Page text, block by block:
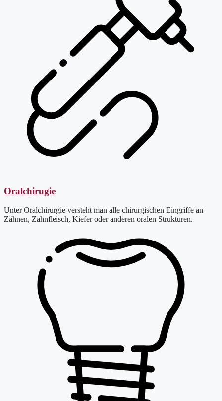
Oralchirugie
Unter Oralchirurgie versteht man alle chirurgischen Eingriffe an
Zähnen, Zahnfleisch, Kiefer oder anderen oralen Strukturen.